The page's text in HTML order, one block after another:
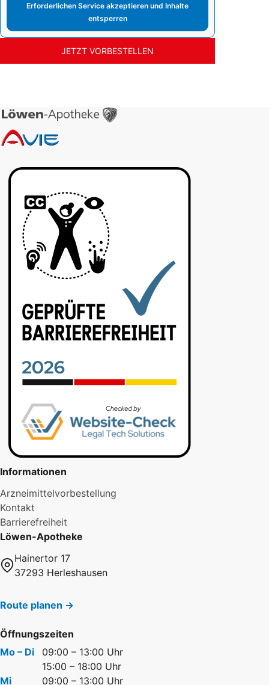
Erforderlichen Service akzeptieren und Inhalte
entsperren
JETZT VORBESTELLEN
Informationen
Arzneimittelvorbestellung
Kontakt
Barrierefreiheit
Löwen-Apotheke
Hainertor 17
37293 Herleshausen
Route planen →
Öffnungszeiten
Mo – Di
09:00 – 13:00 Uhr
15:00 – 18:00 Uhr
Mi
09:00 – 13:00 Uhr